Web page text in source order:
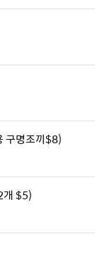
구명조끼$8)
개 $5)